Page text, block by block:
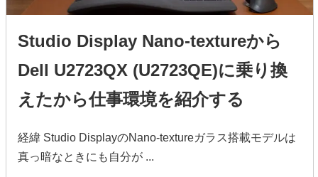
Studio Display Nano-textureから
Dell U2723QX (U2723QE)に乗り換
えたから仕事環境を紹介する
経緯 Studio DisplayのNano-textureガラス搭載モデルは
真っ暗なときにも自分が ...